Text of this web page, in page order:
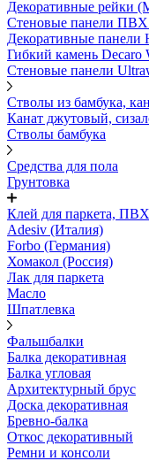
Декоративные рейки
Стеновые панели
Декоративные
Гибкий камень Decaro
Стеновые панели
Стволы из бамбука,
Канат джутовый,
Стволы бамбука
Средства для пола
Грунтовка
Клей для паркета,
Adesiv (Италия)
Forbo (Германия)
Хомакол (Россия)
Лак для паркета
Масло
Шпатлевка
Фальшбалки
Балка декоративная
Балка угловая
Архитектурный брус
Доска декоративная
Бревно-балка
Откос декоративный
Ремни и консоли